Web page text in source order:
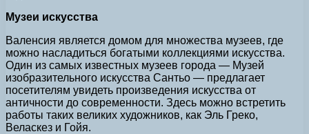
Музеи искусства
Валенсия является домом для множества музеев, где
можно насладиться богатыми коллекциями искусства.
Один из самых известных музеев города — Музей
изобразительного искусства Сантьо — предлагает
посетителям увидеть произведения искусства от
античности до современности. Здесь можно встретить
работы таких великих художников, как Эль Греко,
Веласкез и Гойя.